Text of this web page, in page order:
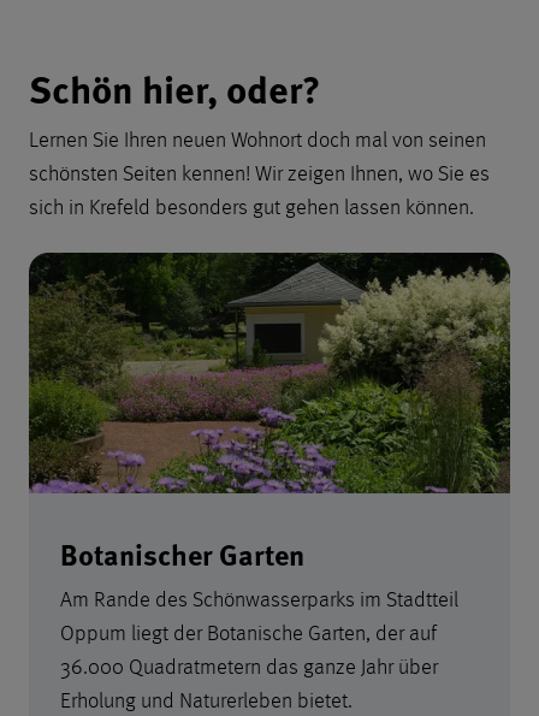
Schön hier, oder?
Lernen Sie Ihren neuen Wohnort doch mal von seinen
schönsten Seiten kennen! Wir zeigen Ihnen, wo Sie es
sich in Krefeld besonders gut gehen lassen können.
Folie 1 von
Botanischer Garten
Am Rande des Schönwasserparks im Stadtteil
Oppum liegt der Botanische Garten, der auf
36.000 Quadratmetern das ganze Jahr über
Erholung und Naturerleben bietet.